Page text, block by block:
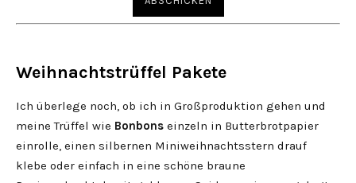
Weihnachtstrüffel Pakete
Ich überlege noch, ob ich in Großproduktion gehen und
meine Trüffel wie Bonbons einzeln in Butterbrotpapier
einrolle, einen silbernen Miniweihnachtsstern drauf
klebe oder einfach in eine schöne braune